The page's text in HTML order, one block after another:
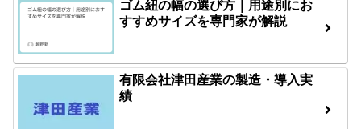
ゴム紐の幅の選び方｜用途別にお
すすめサイズを専門家が解説
有限会社津田産業の製造・導入実
績